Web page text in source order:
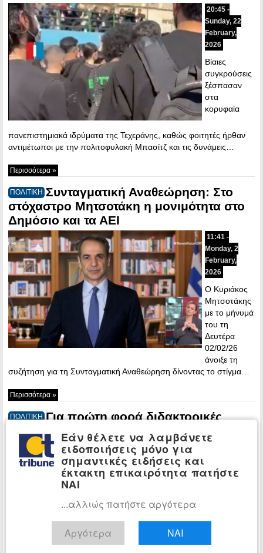
20:45 -
Sunday, 22
February,
2026
Βίαιες
συγκρούσεις
ξέσπασαν
στα
κορυφαία
πανεπιστημιακά ιδρύματα της Τεχεράνης, καθώς φοιτητές ήρθαν
αντιμέτωποι με την πολιτοφυλακή Μπασίτζ και τις δυνάμεις…
Περισσότερα »
ΠΟΛΙΤΙΚΗ Συνταγματική Αναθεώρηση: Στο
στόχαστρο Μητσοτάκη η μονιμότητα στο
Δημόσιο και τα ΑΕΙ
11:41 -
Monday, 2
February,
2026
Ο Κυριάκος
Μητσοτάκης
με το μήνυμά
του τη
Δευτέρα
02/02/26
άνοιξε τη
συζήτηση για τη Συνταγματική Αναθεώρηση δίνοντας το στίγμα…
Περισσότερα »
ΠΟΛΙΤΙΚΗ Για πρώτη φορά διδακτορικές
διατριβές για την Άμυνα στα ΑΣΕΙ –
Δένδιας: «Υπάρχουν λαμπρά [ελληνικά]
μυαλά»
14:30 -
Εάν θέλετε να λαμβάνετε
ειδοποιήσεις μόνο για
σημαντικές ειδήσεις και
έκτακτη επικαιρότητα πατήστε
ΝΑΙ
...αλλιώς πατήστε αργότερα
Αργότερα ΝΑΙ